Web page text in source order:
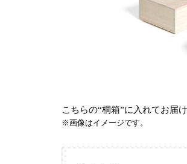
こちらの“桐箱”に入れてお届
※画像はイメージです。